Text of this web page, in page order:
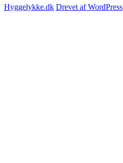
Hyggelykke.dk Drevet af WordPress